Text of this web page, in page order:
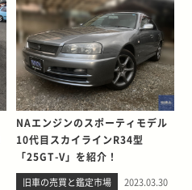
NAエンジンのスポーティモデル
10代目スカイラインR34型
「25GT-V」を紹介！
旧車の売買と鑑定市場 2023.03.30